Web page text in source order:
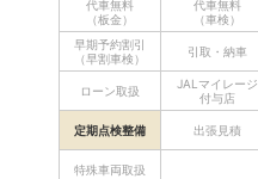
代車無料
（板金）
代車無料
（車検）
早期予約割引
（早割車検）
引取・納車
ローン取扱
JALマイレージ
付与店
定期点検整備 出張見積
特殊車両取扱